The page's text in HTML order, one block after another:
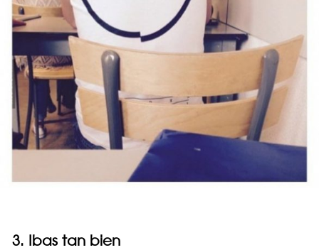
3. Ibas tan bien